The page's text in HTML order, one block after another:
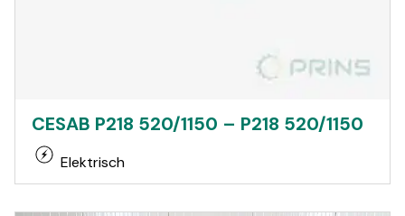
CESAB P218 520/1150 – P218 520/1150
Elektrisch